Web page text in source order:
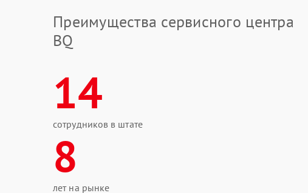
Преимущества сервисного центра
BQ
14
сотрудников в штате
8
лет на рынке